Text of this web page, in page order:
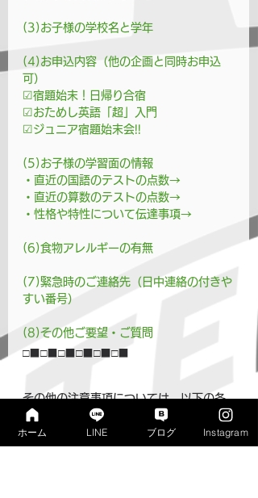
(3)お子様の学校名と学年
(4)お申込内容（他の企画と同時お申込
可）
☑宿題始末！日帰り合宿
☑おためし英語「超」入門
☑ジュニア宿題始末会!!
(5)お子様の学習面の情報
・直近の国語のテストの点数→
・直近の算数のテストの点数→
・性格や特性について伝達事項→
(6)食物アレルギーの有無
(7)緊急時のご連絡先（日中連絡の付きや
すい番号）
(8)その他ご要望・ご質問
□■□■□■□■□■□■
その他の注意事項については、以下の各
お申込のご案内へお進みのうえご確認く
ホーム LINE ブログ Instagram